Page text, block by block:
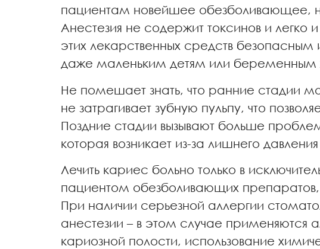
пациентам новейшее обезболивающее,
Анестезия не содержит токсинов и
этих лекарственных средств
даже маленьким детям или
Не помешает знать, что ранние стадии
не затрагивает зубную пульпу, что
Поздние стадии вызывают больше
которая возникает из-за лишнего
Лечить кариес больно только в
пациентом обезболивающих
При наличии серьезной аллергии
анестезии – в этом случае применяются
кариозной полости, использование